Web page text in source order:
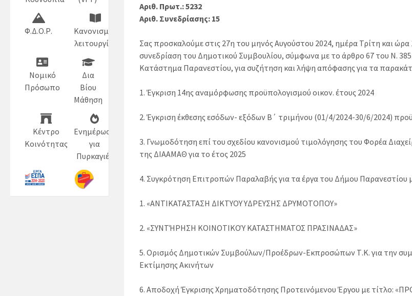
Αριθ. Πρωτ.: 5232
Αριθ. Συνεδρίασης: 15
Σας προσκαλούμε στις 27η του μηνός Αυγούστου 2024, ημέρα Τρίτη και ώρα
συνεδρίαση του Δημοτικού Συμβουλίου, σύμφωνα με το άρθρο 67 του Ν.
Κατάστημα Παρανεστίου, για συζήτηση και λήψη απόφασης για τα
1. Έγκριση 14ης αναμόρφωσης προϋπολογισμού οικον. έτους 2024
2. Έγκριση έκθεσης εσόδων- εξόδων Β΄ τριμήνου (01/4/2024-30/6/2024)
3. Γνωμοδότηση επί του σχεδίου κανονισμού τιμολόγησης του Φορέα
της ΔΙΑΑΜΑΘ για το έτος 2025
4. Συγκρότηση Επιτροπών Παραλαβής για τα έργα του Δήμου Παρανεστίου
1. «ΑΝΤΙΚΑΤΑΣΤΑΣΗ ΔΙΚΤΥΟΥ ΥΔΡΕΥΣΗΣ ΔΡΥΜΟΤΟΠΟΥ»
2. «ΣΥΝΤΉΡΗΣΗ ΚΟΙΝΟΤΙΚΟΎ ΚΑΤΑΣΤΗΜΑΤΟΣ ΠΡΑΣΙΝΑΔΑΣ»
5. Ορισμός Δημοτικών Συμβούλων/Προέδρων-Εκπροσώπων Τ.Κ. για την
Εκτίμησης Ακινήτων
6. Αποδοχή Έγκρισης Χρηματοδότησης Προτεινόμενου Έργου με τίτλο:
Φ.Δ.Ο.Ρ.
Κανονισμός
λειτουργίας
Νομικό
Πρόσωπο
Δια
Βίου
Μάθηση
Κέντρο
Κοινότητας
Ενημέρωση
για
Πυρκαγιές